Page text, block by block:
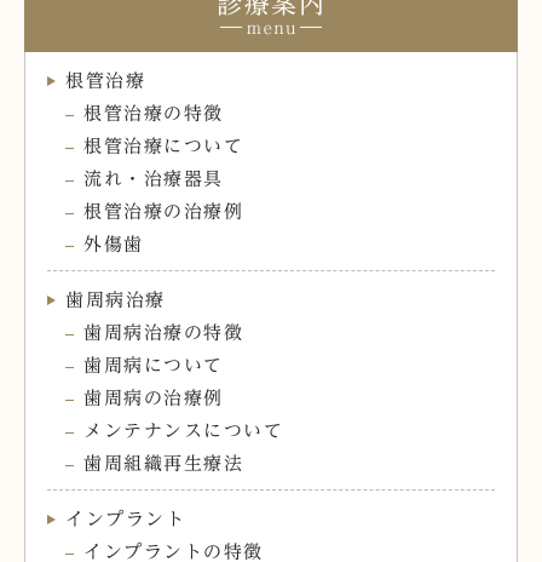
根管治療
根管治療の特徴
根管治療について
流れ・治療器具
根管治療の治療例
外傷歯
歯周病治療
歯周病治療の特徴
歯周病について
歯周病の治療例
メンテナンスについて
歯周組織再生療法
インプラント
インプラントの特徴